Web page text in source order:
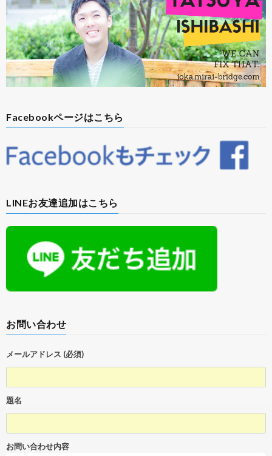
Facebookページはこちら
LINEお友達追加はこちら
お問い合わせ
メールアドレス (必須)
題名
お問い合わせ内容